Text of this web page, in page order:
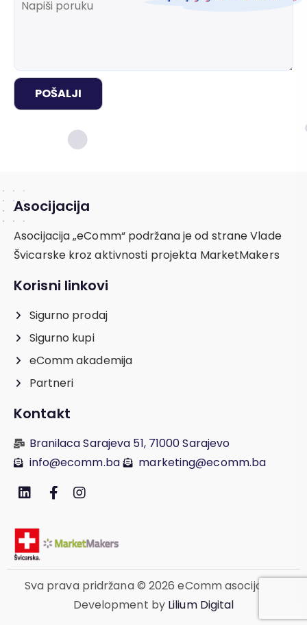
POŠALJI
Asocijacija
Asocijacija „eComm“ podržana je od strane Vlade
Švicarske kroz aktivnosti projekta MarketMakers
Korisni linkovi
Sigurno prodaj
Sigurno kupi
eComm akademija
Partneri
Kontakt
Branilaca Sarajeva 51, 71000 Sarajevo
info@ecomm.ba
marketing@ecomm.ba
Sva prava pridržana © 2026 eComm asocijacija.
Development byLilium Digital